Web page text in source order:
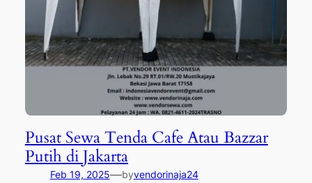
Pusat Sewa Tenda Cafe Atau Bazzar
Putih di Jakarta
Feb 19, 2025—byvendorinaja24